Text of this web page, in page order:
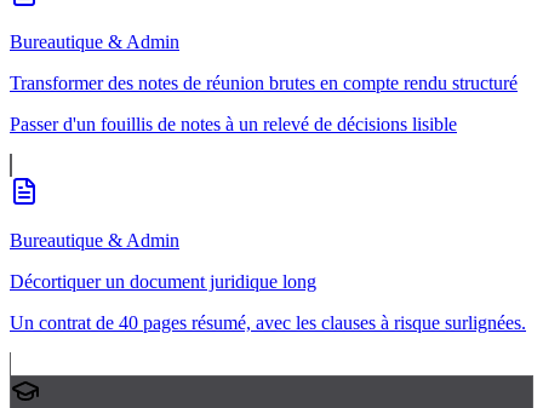
Bureautique & Admin
Transformer des notes de réunion brutes en compte rendu structuré
Passer d'un fouillis de notes à un relevé de décisions lisible
Bureautique & Admin
Décortiquer un document juridique long
Un contrat de 40 pages résumé, avec les clauses à risque surlignées.